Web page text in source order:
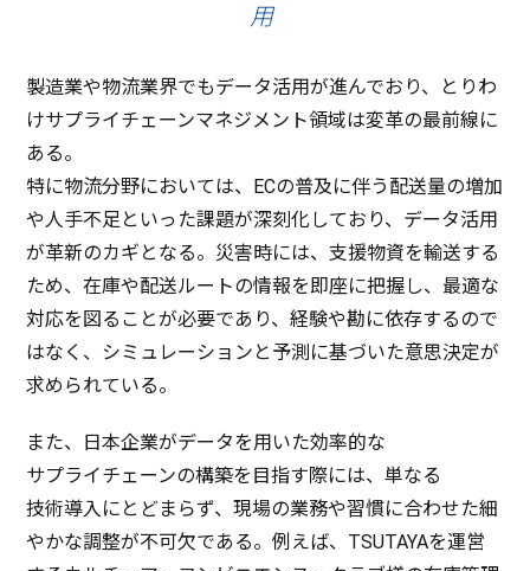
用
製造業や物流業界でもデータ活用が進んでおり、とりわ
けサプライチェーンマネジメント領域は変革の最前線に
ある。
特に物流分野においては、ECの普及に伴う 配送量の増加
や人手不足 といった課題が深刻化 しており、 データ活用
が革新のカギ となる。 災害時には、支援物資を輸送する
ため、在庫や配送ルートの情報を即座に把握し、最適な
対応を図ることが必要であり、経験や勘に依存するので
はなく、 シミュレーション と 予測 に基づいた意思決定が
求められている。
また、 日本企業がデータを用いた効率的な
サプライチェーンの構築を 目指す際には、単なる
技術導入にとどまらず、現場の業務や習慣に合わせた細
やかな調整が不可欠である。例えば、TSUTAYAを運営